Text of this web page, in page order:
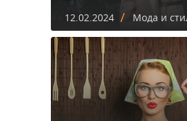
12.02.2024 / Мода и